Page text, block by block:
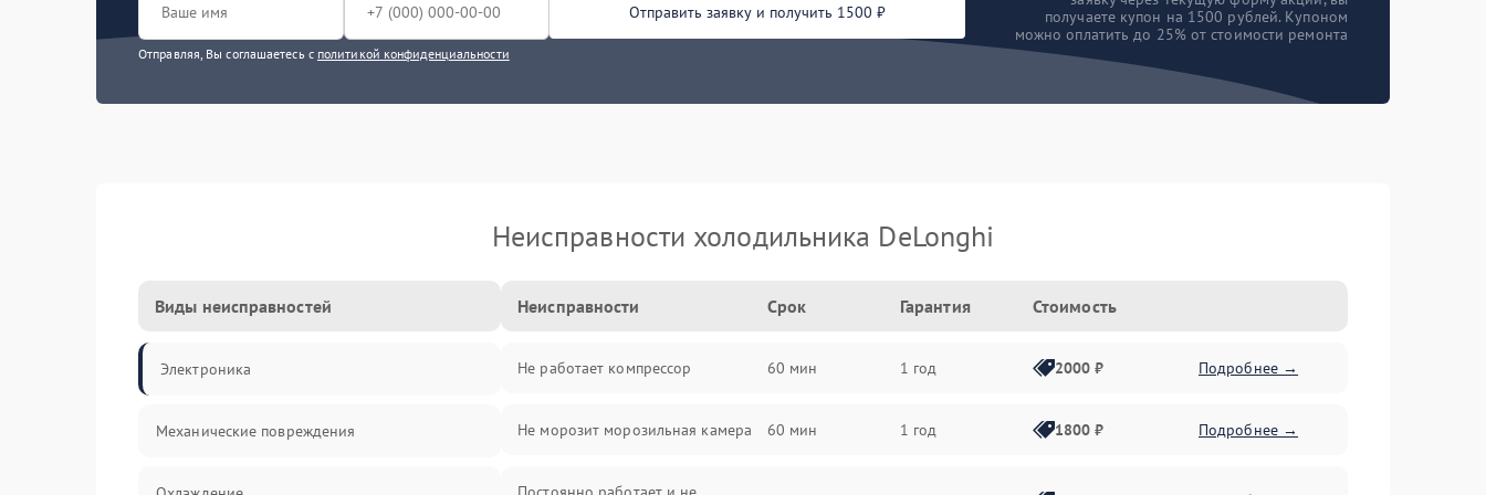
Отправить заявку и получить 1500 ₽
Отправляя, Вы соглашаетесь с политикой конфиденциальности
получаете купон на 1500 рублей. Купоном
можно оплатить до 25% от стоимости ремонта
Неисправности холодильника DeLonghi
Виды неисправностей
Электроника
Механические повреждения
Неисправности Срок Гарантия Стоимость
Не работает компрессор 60 мин 1 год 2000 ₽ Подробнее →
Не морозит морозильная камера 60 мин 1 год 1800 ₽ Подробнее →